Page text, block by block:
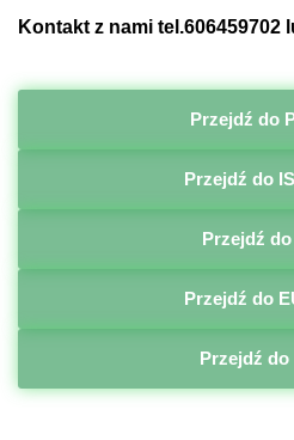
Kontakt z nami tel.606459702
Przejdź do
Przejdź do
Przejdź
Przejdź do
Przejdź do